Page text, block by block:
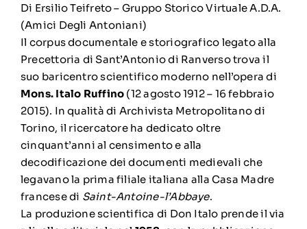
Di Ersilio Teifreto – Gruppo Storico Virtuale A.D.A.
(Amici Degli Antoniani)
Il corpus documentale e storiografico legato alla
Precettoria di Sant’Antonio di Ranverso trova il
suo baricentro scientifico moderno nell’opera di
Mons. Italo Ruffino (12 agosto 1912 – 16 febbraio
2015). In qualità di Archivista Metropolitano di
Torino, il ricercatore ha dedicato oltre
cinquant’anni al censimento e alla
decodificazione dei documenti medievali che
legavano la prima filiale italiana alla Casa Madre
francese di Saint-Antoine-l’Abbaye.
La produzione scientifica di Don Italo prende il via